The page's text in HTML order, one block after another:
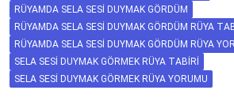
RÜYAMDA SELA SESI DUYMAK GÖRDÜM
RÜYAMDA SELA SESI DUYMAK GÖRDÜM RÜYA
RÜYAMDA SELA SESI DUYMAK GÖRDÜM RÜYA
SELA SESI DUYMAK GÖRMEK RÜYA TABIRI
SELA SESI DUYMAK GÖRMEK RÜYA YORUMU